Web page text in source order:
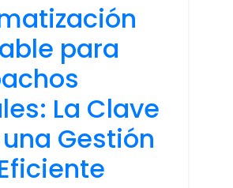
para
La Clave
Gestión